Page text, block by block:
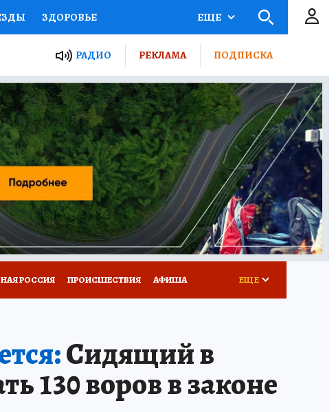
ЗДОРОВЬЕ
РОССИИ АФИША
СЕКРЕТЫ ПУТЕВОДИТЕЛЬ
ЖЕЛЕЗА ТУРИЗМ
ГИД ПОТРЕБИТЕЛЯ ВСЕ О КП
ЕЩЕ
РАДИО РЕКЛАМА ПОДПИСКА
РОССИЯ ПРОИСШЕСТВИЯ АФИША ЕЩЕ
Сидящий в
130 воров в законе